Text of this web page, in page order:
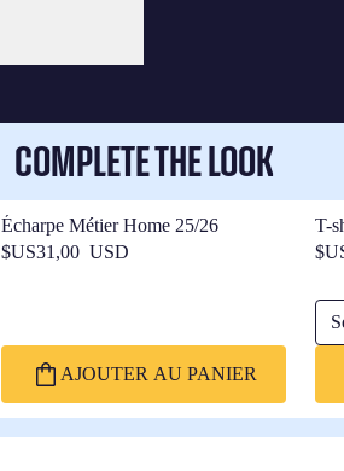
COMPLETE THE LOOK
Écharpe Métier Home 25/26
$US31,00 USD
AJOUTER AU PANIER
T-